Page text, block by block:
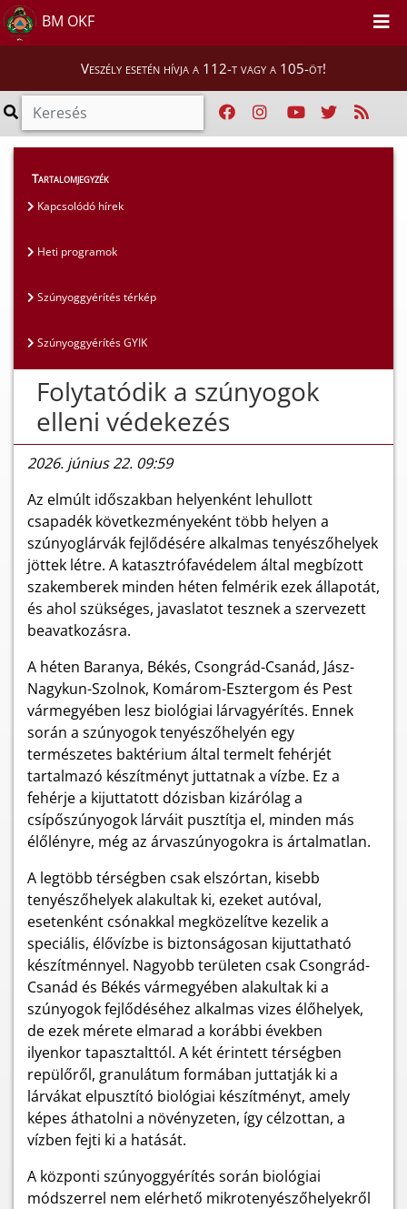
BM OKF
Veszély esetén hívja a 112-t vagy a 105-öt!
Lakosság >
Tartalomjegyzék
Kapcsolódó hírek
Heti programok
Szúnyoggyérítés térkép
Szúnyoggyérítés GYIK
Folytatódik a szúnyogok
elleni védekezés
2026. június 22. 09:59
Az elmúlt időszakban helyenként lehullott
csapadék következményeként több helyen a
szúnyoglárvák fejlődésére alkalmas tenyészőhelyek
jöttek létre. A katasztrófavédelem által megbízott
szakemberek minden héten felmérik ezek állapotát,
és ahol szükséges, javaslatot tesznek a szervezett
beavatkozásra.
A héten Baranya, Békés, Csongrád-Csanád, Jász-
Nagykun-Szolnok, Komárom-Esztergom és Pest
vármegyében lesz biológiai lárvagyérítés. Ennek
során a szúnyogok tenyészőhelyén egy
természetes baktérium által termelt fehérjét
tartalmazó készítményt juttatnak a vízbe. Ez a
fehérje a kijuttatott dózisban kizárólag a
csípőszúnyogok lárváit pusztítja el, minden más
élőlényre, még az árvaszúnyogokra is ártalmatlan.
A legtöbb térségben csak elszórtan, kisebb
tenyészőhelyek alakultak ki, ezeket autóval,
esetenként csónakkal megközelítve kezelik a
speciális, élővízbe is biztonságosan kijuttatható
készítménnyel. Nagyobb területen csak Csongrád-
Csanád és Békés vármegyében alakultak ki a
szúnyogok fejlődéséhez alkalmas vizes élőhelyek,
de ezek mérete elmarad a korábbi években
ilyenkor tapasztalttól. A két érintett térségben
repülőről, granulátum formában juttatják ki a
lárvákat elpusztító biológiai készítményt, amely
képes áthatolni a növényzeten, így célzottan, a
vízben fejti ki a hatását.
A központi szúnyoggyérítés során biológiai
módszerrel nem elérhető mikrotenyészőhelyekről